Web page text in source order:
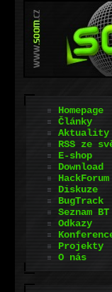
Homepage
Články
Aktuality
RSS ze
E-shop
Download
HackForum
Diskuze
BugTrack
Seznam BT
Odkazy
Projekty
O nás